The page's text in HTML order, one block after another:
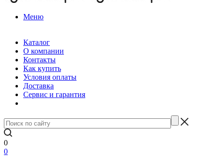
Меню
Каталог
О компании
Контакты
Как купить
Условия оплаты
Доставка
Сервис и гарантия
0
0